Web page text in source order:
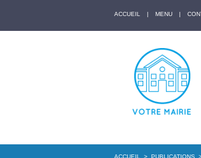
ACCUEIL | MENU |
ACCUEIL > PUBLICATIONS